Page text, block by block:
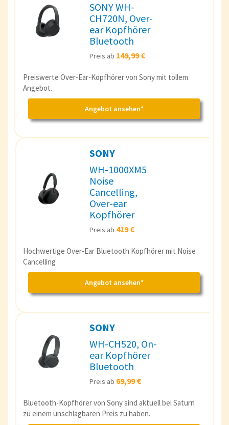
SONY WH-
CH720N, Over-
ear Kopfhörer
Bluetooth
Preis ab 149,99 €
Preiswerte Over-Ear-Kopfhörer von Sony mit tollem
Angebot.
Angebot ansehen*
SONY
WH-1000XM5
Noise
Cancelling,
Over-ear
Kopfhörer
Preis ab 419 €
Hochwertige Over-Ear Bluetooth Kopfhörer mit Noise
Cancelling
Angebot ansehen*
SONY
WH-CH520, On-
ear Kopfhörer
Bluetooth
Preis ab 69,99 €
Bluetooth-Kopfhörer von Sony sind aktuell bei Saturn
zu einem unschlagbaren Preis zu haben.